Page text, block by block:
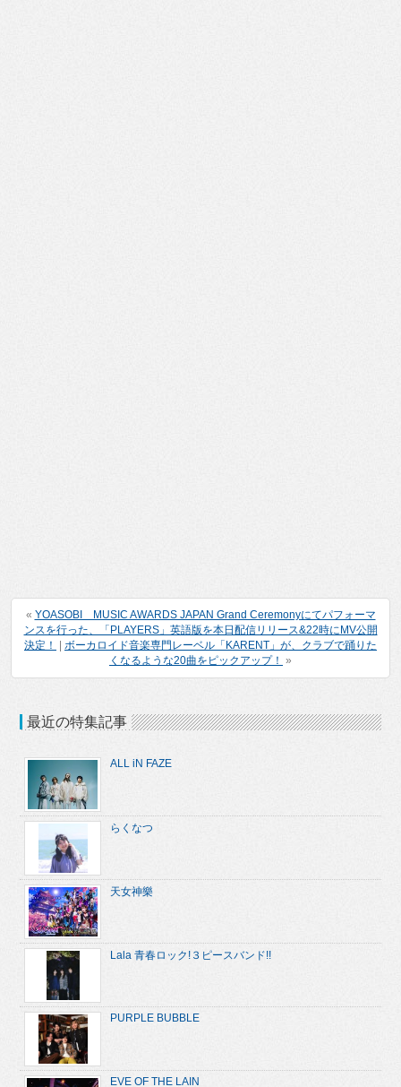
« YOASOBI MUSIC AWARDS JAPAN Grand Ceremonyにてパフォーマ
ンスを行った、「PLAYERS」英語版を本日配信リリース&22時にMV公開
決定！
ボーカロイド音楽専門レーベル「KARENT」が、クラブで踊りた
くなるような20曲をピックアップ！ »
最近の特集記事
ALL iN FAZE
らくなつ
天女神樂
Lala 青春ロック!３ピースバンド!!
PURPLE BUBBLE
EVE OF THE LAIN